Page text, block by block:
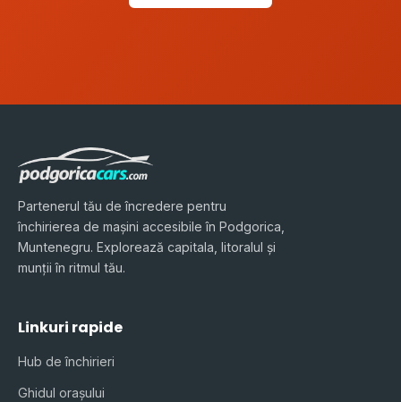
Partenerul tău de încredere pentru
închirierea de mașini accesibile în Podgorica,
Muntenegru. Explorează capitala, litoralul și
munții în ritmul tău.
Linkuri rapide
Hub de închirieri
Ghidul orașului